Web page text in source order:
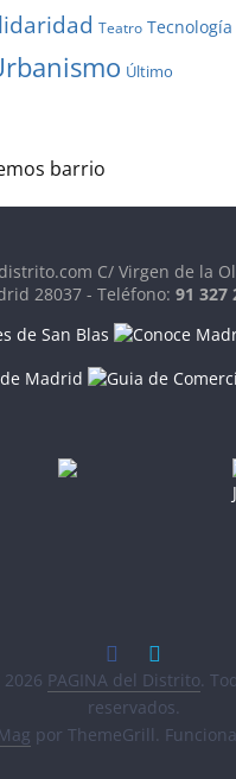
Teatro Tecnología
Último
C/ Virgen de la
28037 - Teléfono:91 327
PAGINA del Distrito.
reservados.
por ThemeGrill.